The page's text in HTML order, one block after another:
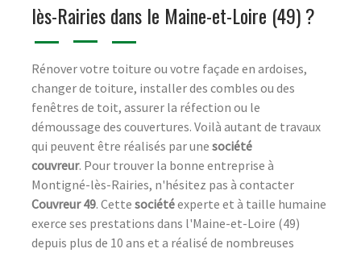
lès-Rairies dans le Maine-et-Loire (49) ?
Rénover votre toiture ou votre façade en ardoises,
changer de toiture, installer des combles ou des
fenêtres de toit, assurer la réfection ou le
démoussage des couvertures. Voilà autant de travaux
qui peuvent être réalisés par une société
couvreur. Pour trouver la bonne entreprise à
Montigné-lès-Rairies, n'hésitez pas à contacter
Couvreur 49. Cette sociétéexperte et à taille humaine
exerce ses prestations dans l'Maine-et-Loire (49)
depuis plus de 10 ans et a réalisé de nombreuses